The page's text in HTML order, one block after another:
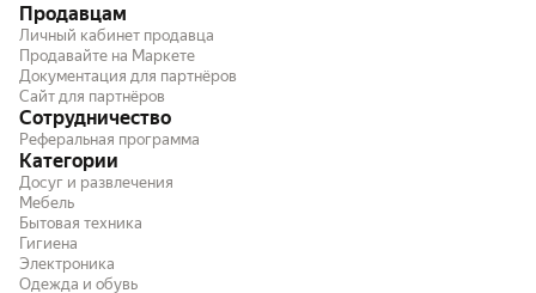
Продавцам
Личный кабинет продавца
Продавайте на Маркете
Документация для партнёров
Сайт для партнёров
Сотрудничество
Реферальная программа
Категории
Досуг и развлечения
Мебель
Бытовая техника
Гигиена
Электроника
Одежда и обувь